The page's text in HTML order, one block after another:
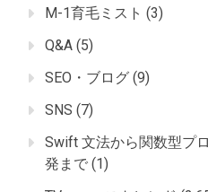
M-1育毛ミスト (3)
Q&A (5)
SEO・ブログ (9)
SNS (7)
Swift 文法から関数型プ
発まで (1)